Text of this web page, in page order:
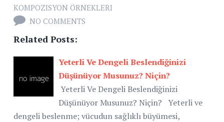
KOMPOZISYON ÖRNEKLERI
NO COMMENTS
Related Posts:
Yeterli Ve Dengeli Beslendiğinizi
Düşünüyor Musunuz? Niçin?
Yeterli Ve Dengeli Beslendiğinizi
Düşünüyor Musunuz? Niçin? Yeterli ve
dengeli beslenme; vücudun sağlıklı büyümesi,